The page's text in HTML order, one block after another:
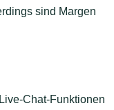
sind Margen
Chat-Funktionen